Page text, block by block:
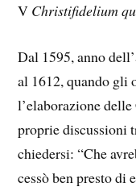
V Christifidelium
Dal 1595, anno
al 1612, quando gli
l’elaborazione
proprie discussioni
chiedersi: “Che
cessò ben presto di